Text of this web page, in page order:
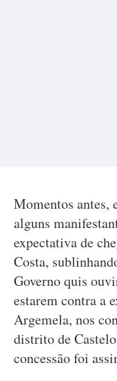
Momentos antes,
alguns
expectativa de
Costa,
Governo quis
estarem contra a
Argemela, nos
distrito de
concessão foi